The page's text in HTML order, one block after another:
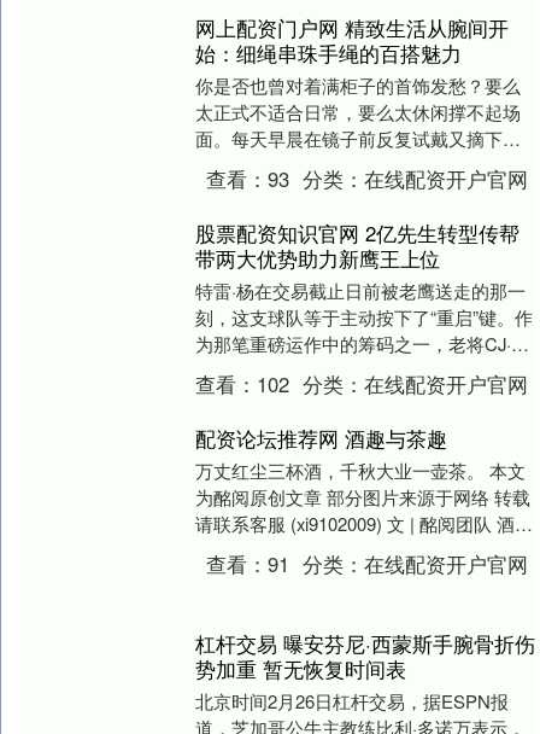
网上配资门户网 精致生活从腕间开
始：细绳串珠手绳的百搭魅力
你是否也曾对着满柜子的首饰发愁？要么
太正式不适合日常，要么太休闲撑不起场
面。每天早晨在镜子前反复试戴又摘下的
循环，消耗的不仅是时间，更是对美好一
天开始的期待。 ....
查看：93 分类：在线配资开户官网
股票配资知识官网 2亿先生转型传帮
带两大优势助力新鹰王上位
特雷·杨在交易截止日前被老鹰送走的那一
刻，这支球队等于主动按下了“重启”键。作
为那笔重磅运作中的筹码之一，老将CJ·麦
科勒姆并不被视为所谓的“未来之星”，但他
在....
查看： 102 分类：在线配资开户官网
配资论坛推荐网 酒趣与茶趣
万丈红尘三杯酒，千秋大业一壶茶。 本文
为酩阅原创文章 部分图片来源于网络 转载
请联系客服 (xi9102009) 文 | 酩阅团队 酒与
茶，是中国人的两味知己。....
查看：91 分类：在线配资开户官网
杠杆交易 曝安芬尼·西蒙斯手腕骨折伤
势加重 暂无恢复时间表
北京时间2月26日杠杆交易，据ESPN报
道，芝加哥公牛主教练比利·多诺万表示，